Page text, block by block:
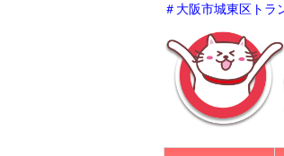
＃大阪市城東区トラ